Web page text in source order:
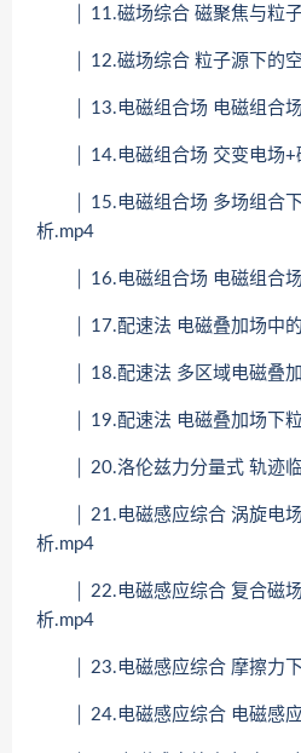
│ 11.磁场综合 磁聚焦与粒子
│ 12.磁场综合 粒子源下的空
│ 13.电磁组合场 电磁组合场
│ 14.电磁组合场 交变电场+
│ 15.电磁组合场 多场组合下
析.mp4
│ 16.电磁组合场 电磁组合场
│ 17.配速法 电磁叠加场中的
│ 18.配速法 多区域电磁叠加
│ 19.配速法 电磁叠加场下粒
│ 20.洛伦兹力分量式 轨迹临
│ 21.电磁感应综合 涡旋电场
析.mp4
│ 22.电磁感应综合 复合磁场
析.mp4
│ 23.电磁感应综合 摩擦力下
│ 24.电磁感应综合 电磁感应